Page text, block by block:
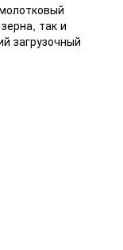
так и
загрузочный